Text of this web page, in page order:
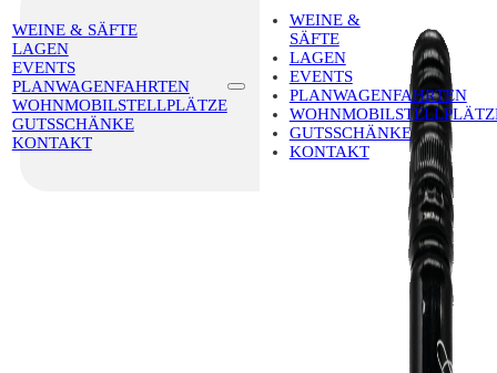
WEINE & SÄFTE
LAGEN
EVENTS
PLANWAGENFAHRTEN
WOHNMOBILSTELLPLÄTZE
GUTSSCHÄNKE
KONTAKT
WEINE &
SÄFTE
LAGEN
EVENTS
PLANWAGENFAHRTEN
GUTSSCHÄNKE
KONTAKT